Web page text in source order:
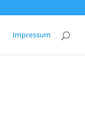
Impressum